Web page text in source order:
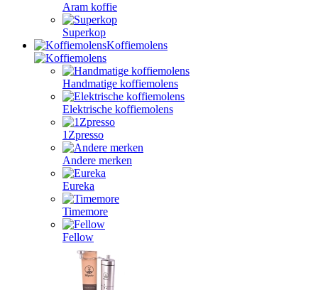
Aram koffie
Superkop
Koffiemolens
Handmatige koffiemolens
Elektrische koffiemolens
1Zpresso
Andere merken
Eureka
Timemore
Fellow